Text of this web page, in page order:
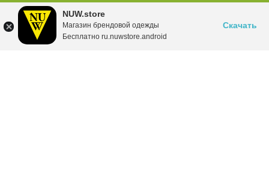
NUW.store
Магазин брендовой одежды
Бесплатно ru.nuwstore.android
Скачать